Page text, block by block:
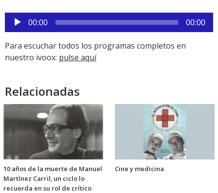
Reproductor
audio
00:00 00:00
Para escuchar todos los programas completos en
nuestro ivoox: pulse aquí
Relacionadas
10 años de la muerte de Manuel
Martínez Carril, un ciclo lo
recuerda en su rol de crítico
Cine y medicina